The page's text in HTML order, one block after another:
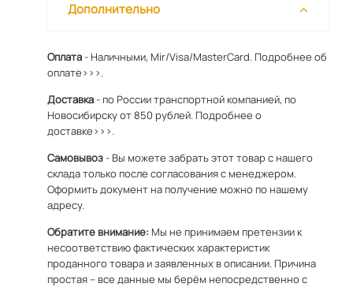
Дополнительно
Оплата- Наличными, Mir/Visa/MasterCard. Подробнее об
оплате>>>.
Доставка- по России транспортной компанией, по
Новосибирску от 850 рублей. Подробнее о
доставке>>>.
Самовывоз- Вы можете забрать этот товар с нашего
склада только после согласования с менеджером.
Оформить документ на получение можно по нашему
адресу.
Обратите внимание: Мы не принимаем претензии к
несоответствию фактических характеристик
проданного товара и заявленных в описании. Причина
простая – все данные мы берём непосредственно с